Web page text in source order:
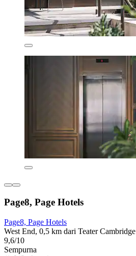
Page8, Page Hotels
Page8, Page Hotels
West End, 0,5 km dari Teater Cambridge
9,6/10
Sempurna